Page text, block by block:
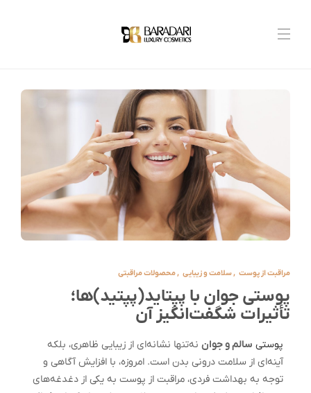
مراقبت از پوست ,سلامت و زیبایی ,محصولات مراقبتی
پوستی جوان با پپتاید(پپتید)ها؛
تأثیرات شگفت‌انگیز آن
پوستی سالم و جوان نه‌تنها نشانه‌ای از زیبایی ظاهری، بلکه
آینه‌ای از سلامت درونی بدن است. امروزه، با افزایش آگاهی و
توجه به بهداشت فردی، مراقبت از پوست به یکی از دغدغه‌های